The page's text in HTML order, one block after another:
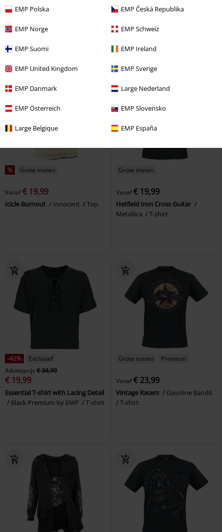
EMP Polska EMP Česká Republika
EMP Norge EMP Schweiz
EMP Suomi EMP Ireland
EMP United Kingdom EMP Sverige
EMP Danmark Large Nederland
EMP Österreich EMP Slovensko
Large Belgique EMP España
€ 26,99
R.E.D. by EMP
Poloshirt
€ 259,99
ELENA2 Khujo
% Grote maten
Vanaf€ 19,99
Icicle Burnout Innocent Top
Grote maten
Vanaf€ 19,99
Hetfield Iron Cross Guitar
Metallica
T-shirt
-42%
Exclusief
Adviesprijs € 34,99
€ 19,99
Essential T-shirt with Lacing Detail
Black Premium by EMP
T-shirt
Grote maten Premium
Vanaf€ 23,99
Vintage Racers
Gasoline Bandit
T-shirt